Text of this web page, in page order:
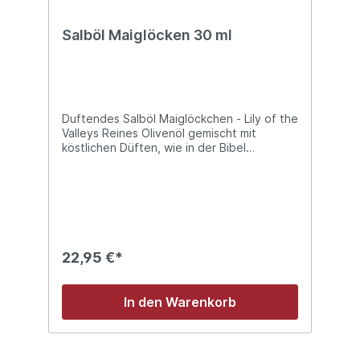
Salböl Maiglöcken 30 ml
Duftendes Salböl Maiglöckchen - Lily of the
Valleys Reines Olivenöl gemischt mit
köstlichen Düften, wie in der Bibel
22,95 €*
In den Warenkorb